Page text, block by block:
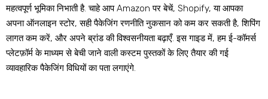
महत्वपूर्ण भूमिका निभाती है. चाहे आप Amazon पर बेचें, Shopify, या आपका
अपना ऑनलाइन स्टोर, सही पैकेजिंग रणनीति नुकसान को कम कर सकती है, शिपिंग
लागत कम करें, और अपने ब्रांड की विश्वसनीयता बढ़ाएँ. इस गाइड में, हम ई-कॉमर्स
प्लेटफ़ॉर्म के माध्यम से बेची जाने वाली कस्टम पुस्तकों के लिए तैयार की गई
व्यावहारिक पैकेजिंग विधियों का पता लगाएंगे.